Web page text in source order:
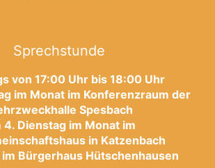
Sprechstunde
von 17:00 Uhr bis 18:00 Uhr
im Monat im Konferenzraum der
Spesbach
4. Dienstag im Monat im
in Katzenbach
Bürgerhaus Hütschenhausen